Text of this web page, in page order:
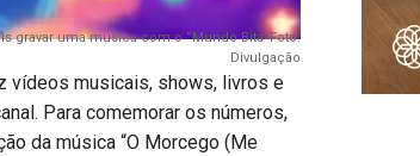
gravar uma música com o “Mundo Bita”Foto:
Divulgação
vídeos musicais, shows, livros e
Para comemorar os números,
da música “O Morcego (Me